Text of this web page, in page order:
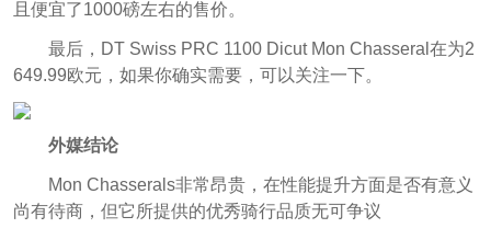
且便宜了1000磅左右的售价。
最后，DT Swiss PRC 1100 Dicut Mon Chasseral在为2
649.99欧元，如果你确实需要，可以关注一下。
外媒结论
Mon Chasserals非常昂贵，在性能提升方面是否有意义
尚有待商，但它所提供的优秀骑行品质无可争议